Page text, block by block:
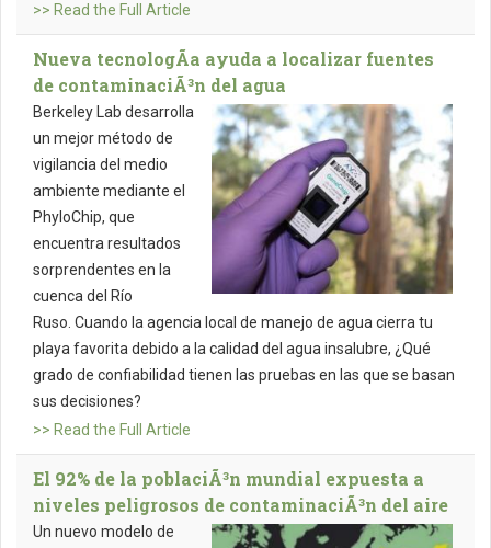
>> Read the Full Article
Nueva tecnologÃ­a ayuda a localizar fuentes
de contaminaciÃ³n del agua
Berkeley Lab desarrolla
un mejor método de
vigilancia del medio
ambiente mediante el
PhyloChip, que
encuentra resultados
sorprendentes en la
cuenca del Río
Ruso. Cuando la agencia local de manejo de agua cierra tu
playa favorita debido a la calidad del agua insalubre, ¿Qué
grado de confiabilidad tienen las pruebas en las que se basan
sus decisiones?
>> Read the Full Article
El 92% de la poblaciÃ³n mundial expuesta a
niveles peligrosos de contaminaciÃ³n del aire
Un nuevo modelo de